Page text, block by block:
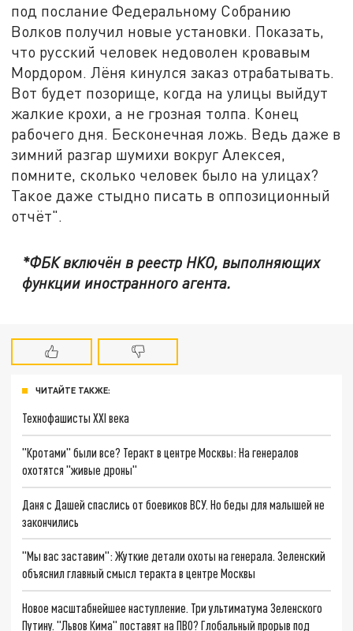
под послание Федеральному Собранию
Волков получил новые установки. Показать,
что русский человек недоволен кровавым
Мордором. Лёня кинулся заказ отрабатывать.
Вот будет позорище, когда на улицы выйдут
жалкие крохи, а не грозная толпа. Конец
рабочего дня. Бесконечная ложь. Ведь даже в
зимний разгар шумихи вокруг Алексея,
помните, сколько человек было на улицах?
Такое даже стыдно писать в оппозиционный
отчёт".
*ФБК включён в реестр НКО, выполняющих
функции иностранного агента.
ЧИТАЙТЕ ТАКЖЕ:
Технофашисты XXI века
"Кротами" были все? Теракт в центре Москвы: На генералов
охотятся "живые дроны"
Даня с Дашей спаслись от боевиков ВСУ. Но беды для малышей не
закончились
"Мы вас заставим": Жуткие детали охоты на генерала. Зеленский
объяснил главный смысл теракта в центре Москвы
Новое масштабнейшее наступление. Три ультиматума Зеленского
Путину. "Львов Кима" поставят на ПВО? Глобальный прорыв под